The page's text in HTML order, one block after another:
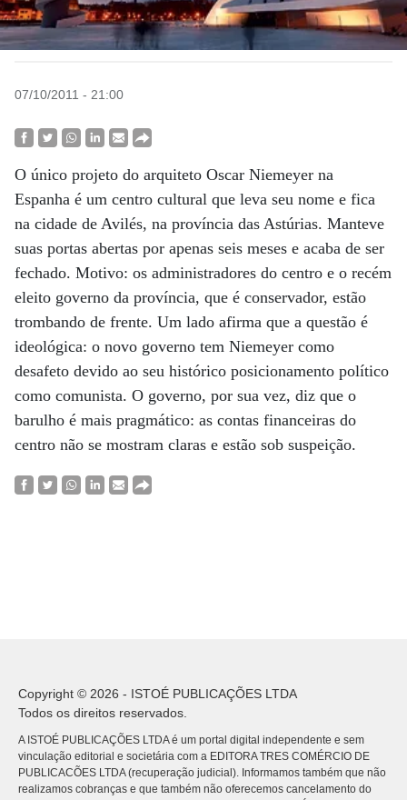
07/10/2011 - 21:00
O único projeto do arquiteto Oscar Niemeyer na
Espanha é um centro cultural que leva seu nome e fica
na cidade de Avilés, na província das Astúrias. Manteve
suas portas abertas por apenas seis meses e acaba de ser
fechado. Motivo: os administradores do centro e o recém
eleito governo da província, que é conservador, estão
trombando de frente. Um lado afirma que a questão é
ideológica: o novo governo tem Niemeyer como
desafeto devido ao seu histórico posicionamento político
como comunista. O governo, por sua vez, diz que o
barulho é mais pragmático: as contas financeiras do
centro não se mostram claras e estão sob suspeição.
Copyright © 2026 - ISTOÉ PUBLICAÇÕES LTDA
Todos os direitos reservados.
A ISTOÉ PUBLICAÇÕES LTDA é um portal digital independente e sem
vinculação editorial e societária com a EDITORA TRES COMÉRCIO DE
PUBLICACÕES LTDA (recuperação judicial). Informamos também que não
realizamos cobranças e que também não oferecemos cancelamento do